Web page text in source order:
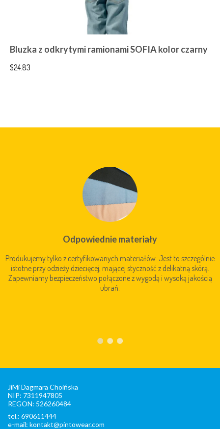
Bluzka z odkrytymi ramionami SOFIA kolor czarny
$24.83
Odpowiednie materiały
Produkujemy tylko z certyfikowanych materiałów. Jest to szczególnie
istotne przy odzieży dziecięcej, mającej styczność z delikatną skórą.
Zapewniamy bezpieczeństwo połączone z wygodą i wysoką jakością
ubrań.
JiMi Dagmara Choińska
NIP: 7311947805
REGON: 526260484
tel.: 690611444
e-mail: kontakt@pintowear.com